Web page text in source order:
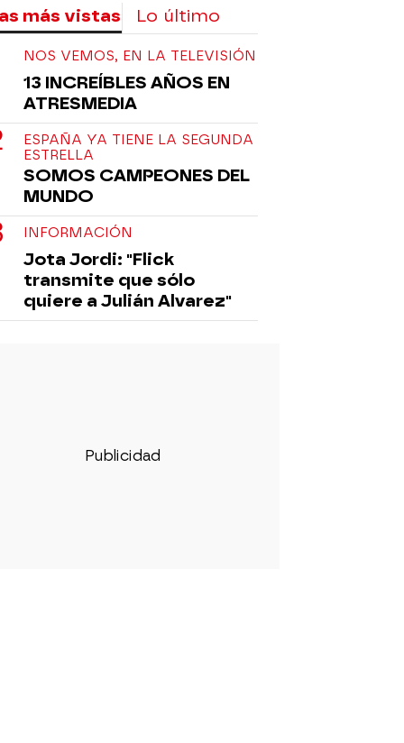
más vistas Lo último
NOS VEMOS, EN LA TELEVISIÓN
13 INCREÍBLES AÑOS EN
ATRESMEDIA
ESPAÑA YA TIENE LA SEGUNDA
ESTRELLA
SOMOS CAMPEONES DEL
MUNDO
INFORMACIÓN
Jota Jordi: "Flick
transmite que sólo
quiere a Julián Alvarez"